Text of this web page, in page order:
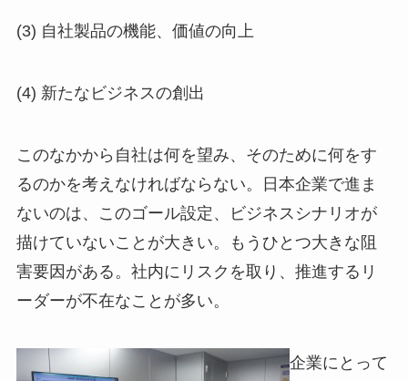
(3) 自社製品の機能、価値の向上
(4) 新たなビジネスの創出
このなかから自社は何を望み、そのために何をす
るのかを考えなければならない。日本企業で進ま
ないのは、このゴール設定、ビジネスシナリオが
描けていないことが大きい。もうひとつ大きな阻
害要因がある。社内にリスクを取り、推進するリ
ーダーが不在なことが多い。
企業にとって